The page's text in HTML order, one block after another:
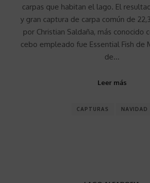
carpas que habitan el lago. El
y gran captura de carpa común de
por Christian Saldaña, más conocido
cebo empleado fue Essential Fish de
de…
Leer más
CAPTURAS NAVIDAD